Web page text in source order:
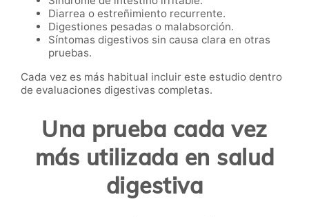
Diarrea o estreñimiento recurrente.
Digestiones pesadas o malabsorción.
Síntomas digestivos sin causa clara en otras
pruebas.
Cada vez es más habitual incluir este estudio dentro
de evaluaciones digestivas completas.
Una prueba cada vez
más utilizada en salud
digestiva